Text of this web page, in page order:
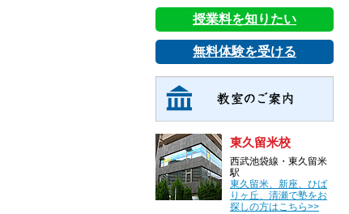
授業料を知りたい
無料体験を受ける
東久留米校
西武池袋線・東久留米
駅
東久留米、新座、ひば
りヶ丘、清瀬で塾をお
探しの方はこちら>>